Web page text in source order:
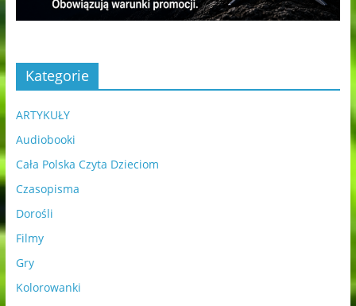
Kategorie
ARTYKUŁY
Audiobooki
Cała Polska Czyta Dzieciom
Czasopisma
Dorośli
Filmy
Gry
Kolorowanki